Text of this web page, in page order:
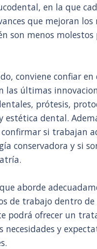
en la que
que mejoran los
son menos molestos
conviene confiar
las últimas
prótesis,
estética dental.
si trabajan
conservadora y si
aborde
de trabajo dentro
podrá ofrecer un
necesidades y